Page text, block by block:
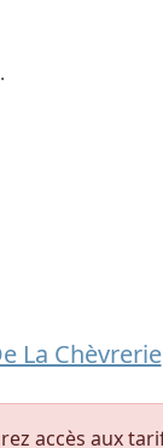
La Chèvrerie
accès aux